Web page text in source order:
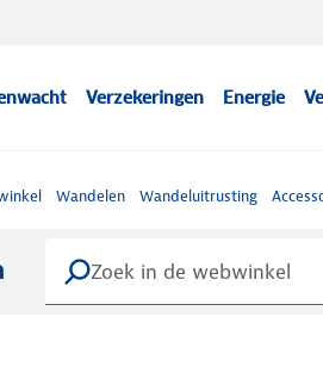
Verzekeringen Energie
Wandelen Wandeluitrusting